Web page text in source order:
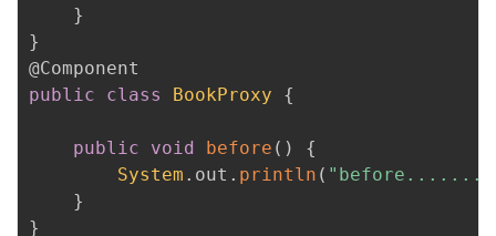
}
}
@Component
public
class BookProxy {
public void before ( )
{
System . out . println (
}
}